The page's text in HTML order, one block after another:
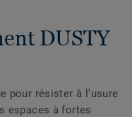
DUSTY
pour résister à l’usure
espaces à fortes